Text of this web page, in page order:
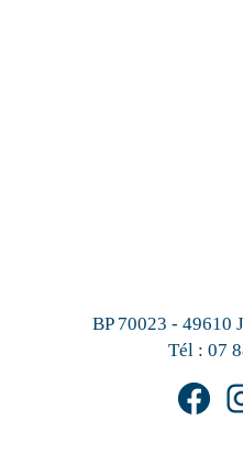
BP 70023 - 49610
Tél : 07